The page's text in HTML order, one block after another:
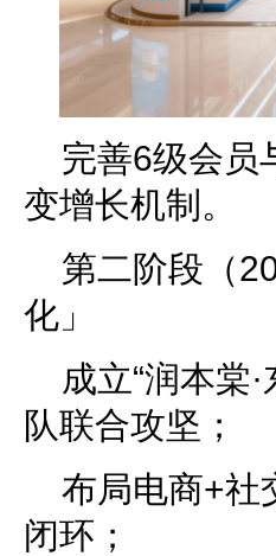
完善6级会员
变增长机制。
第二阶段（
化」
成立“润本棠
队联合攻坚；
布局电商+社
闭环；